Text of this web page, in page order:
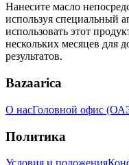
Нанесите масло
используя специальный
использовать этот
нескольких месяцев для
результатов.
Bazaarica
О насГоловной офис
Политика